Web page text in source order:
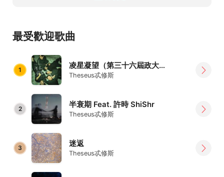
最受歡迎歌曲
1 凌星凝望（第三十六屆政大金旋獎主題曲）
Theseus忒修斯
2 半衰期 Feat. 許時 ShiShr
Theseus忒修斯
3 迷返
Theseus忒修斯